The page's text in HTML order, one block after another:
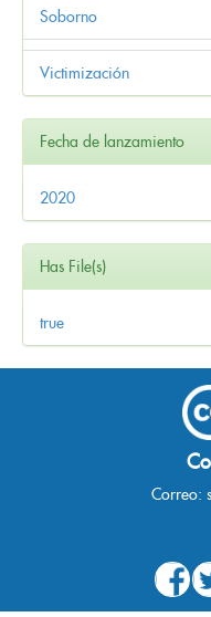
Soborno
Victimización
Fecha de lanzamiento
2020
Has File(s)
true
Correo: